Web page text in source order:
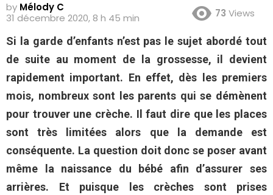
by Mélody C
31 décembre 2020, 8 h 45 min
73 Views
Si la garde d’enfants n’est pas le sujet abordé tout
de suite au moment de la grossesse, il devient
rapidement important. En effet, dès les premiers
mois, nombreux sont les parents qui se démènent
pour trouver une crèche. Il faut dire que les places
sont très limitées alors que la demande est
conséquente. La question doit donc se poser avant
même la naissance du bébé afin d’assurer ses
arrières. Et puisque les crèches sont prises